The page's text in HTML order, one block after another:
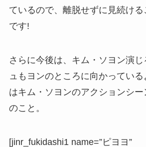
ているので、離脱せずに見続ける
です!
さらに今後は、キム・ソヨン演
ュもヨンのところに向かってい
はキム・ソヨンのアクションシー
のこと。
[jinr_fukidashi1 name=”ピヨヨ”